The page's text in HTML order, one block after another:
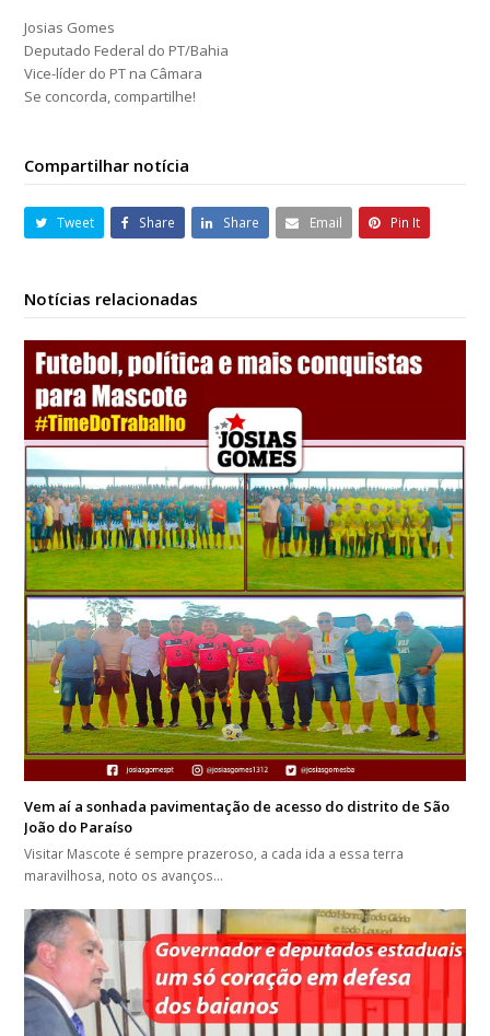
Josias Gomes
Deputado Federal do PT/Bahia
Vice-líder do PT na Câmara
Se concorda, compartilhe!
Compartilhar notícia
Tweet Share Share Email Pin It
Notícias relacionadas
Vem aí a sonhada pavimentação de acesso do distrito de São
João do Paraíso
Visitar Mascote é sempre prazeroso, a cada ida a essa terra
maravilhosa, noto os avanços…